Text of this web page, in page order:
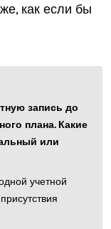
как если бы
запись до
плана. Какие
или
учетной